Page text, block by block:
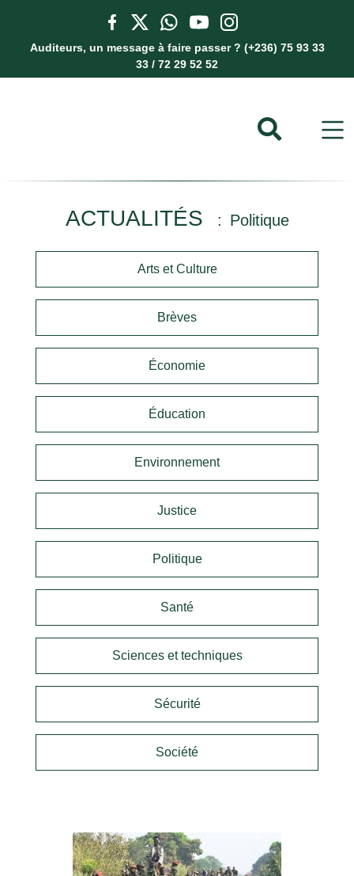
Auditeurs, un message à faire passer ? (+236) 75 93 33
33 / 72 29 52 52
ACTUALITÉS Politique
Arts et Culture
Brèves
Économie
Éducation
Environnement
Justice
Politique
Santé
Sciences et techniques
Sécurité
Société